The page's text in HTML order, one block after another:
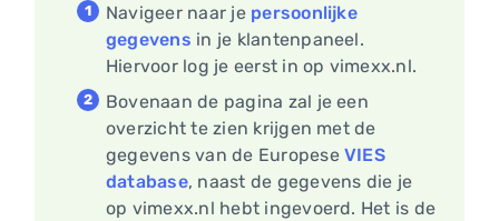
Navigeer naar je persoonlijke
gegevens in je klantenpaneel.
Hiervoor log je eerst in op vimexx.nl.
Bovenaan de pagina zal je een
overzicht te zien krijgen met de
gegevens van de EuropeseVIES
database, naast de gegevens die je
op vimexx.nl hebt ingevoerd. Het is de